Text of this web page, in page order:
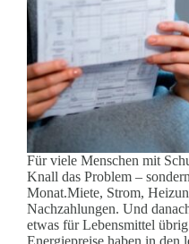
Für viele Menschen mit
Knall das Problem –
Monat.Miete, Strom,
Nachzahlungen. Und
etwas für Lebensmittel